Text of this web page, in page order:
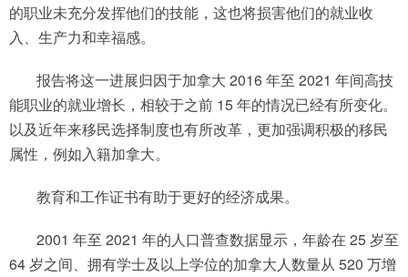
的职业未充分发挥他们的技能，这也将损害他们的就业收
入、生产力和幸福感。
报告将这一进展归因于加拿大 2016 年至 2021 年间高技
能职业的就业增长，相较于之前 15 年的情况已经有所变化。
以及近年来移民选择制度也有所改革，更加强调积极的移民
属性，例如入籍加拿大。
教育和工作证书有助于更好的经济成果。
2001 年至 2021 年的人口普查数据显示，年龄在 25 岁至
64 岁之间、拥有学士及以上学位的加拿大人数量从 520 万增